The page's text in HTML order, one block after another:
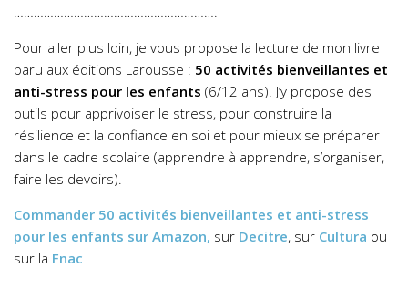
…………………………………………………….
Pour aller plus loin, je vous propose la lecture de mon livre
paru aux éditions Larousse : 50 activités bienveillantes et
anti-stress pour les enfants (6/12 ans). J’y propose des
outils pour apprivoiser le stress, pour construire la
résilience et la confiance en soi et pour mieux se préparer
dans le cadre scolaire (apprendre à apprendre, s’organiser,
faire les devoirs).
Commander 50 activités bienveillantes et anti-stress
pour les enfants sur Amazon, sur Decitre, sur Cultura ou
sur la Fnac